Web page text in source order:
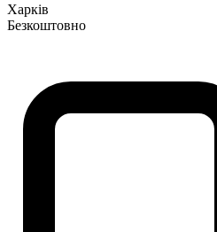
Харків
Безкоштовно